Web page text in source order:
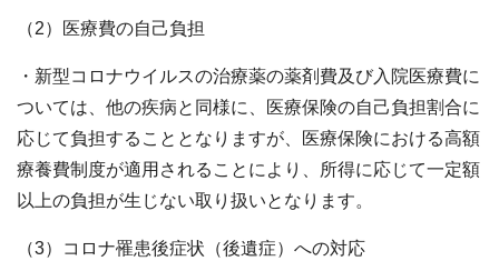
（2）医療費の自己負担
・新型コロナウイルスの治療薬の薬剤費及び入院医療費に
ついては、他の疾病と同様に、医療保険の自己負担割合に
応じて負担することとなりますが、医療保険における高額
療養費制度が適用されることにより、所得に応じて一定額
以上の負担が生じない取り扱いとなります。
（3）コロナ罹患後症状（後遺症）への対応